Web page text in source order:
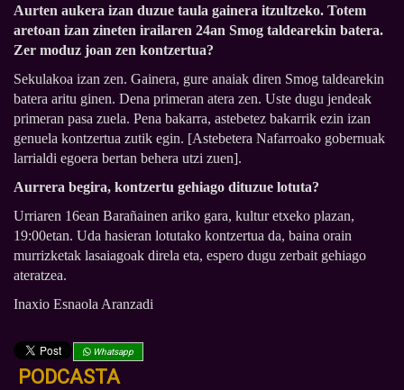
Aurten aukera izan duzue taula gainera itzultzeko. Totem
aretoan izan zineten irailaren 24an Smog taldearekin batera.
Zer moduz joan zen kontzertua?
Sekulakoa izan zen. Gainera, gure anaiak diren Smog taldearekin
batera aritu ginen. Dena primeran atera zen. Uste dugu jendeak
primeran pasa zuela. Pena bakarra, astebetez bakarrik ezin izan
genuela kontzertua zutik egin. [Astebetera Nafarroako gobernuak
larrialdi egoera bertan behera utzi zuen].
Aurrera begira, kontzertu gehiago dituzue lotuta?
Urriaren 16ean Barañainen ariko gara, kultur etxeko plazan,
19:00etan. Uda hasieran lotutako kontzertua da, baina orain
murrizketak lasaiagoak direla eta, espero dugu zerbait gehiago
ateratzea.
Inaxio Esnaola Aranzadi
Whatsapp
PODCASTA